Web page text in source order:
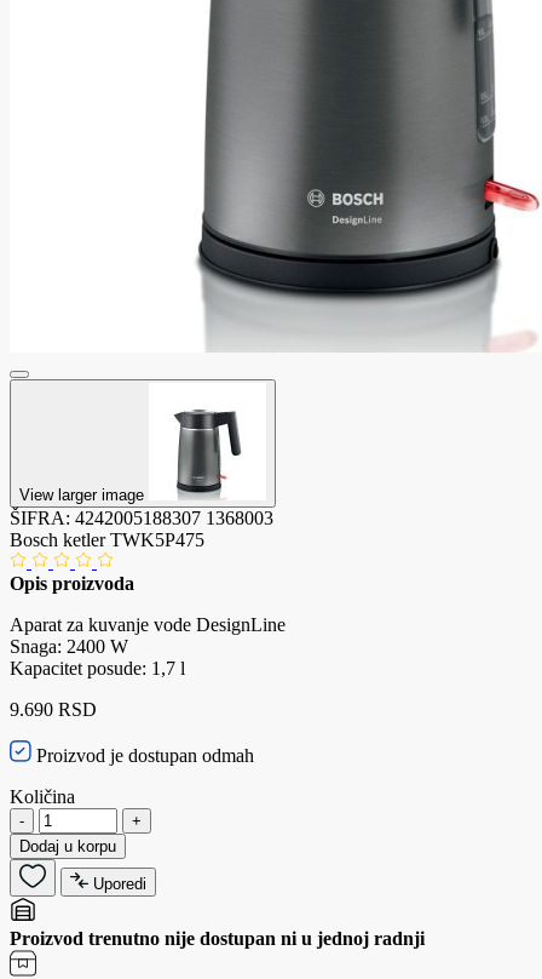
View larger image
ŠIFRA: 4242005188307 1368003
Bosch ketler TWK5P475
Opis proizvoda
Aparat za kuvanje vode DesignLine
Snaga: 2400 W
Kapacitet posude: 1,7 l
9.690 RSD
Proizvod je dostupan odmah
Količina
-
+
Dodaj u korpu
Uporedi
Proizvod trenutno nije dostupan ni u jednoj radnji